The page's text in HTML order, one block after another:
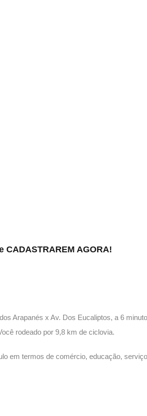
AGORA!
Arapanés x Av. Dos Eucaliptos, a 6
rodeado por 9,8 km de ciclovia.
em termos de comércio, educação,